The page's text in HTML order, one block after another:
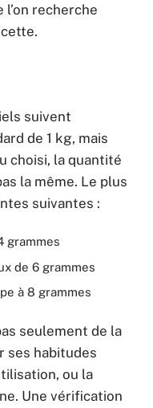
recherche
suivent
de 1 kg, mais
choisi, la quantité
la même. Le plus
suivantes :
grammes
de 6 grammes
à 8 grammes
seulement de la
ses habitudes
ou la
Une vérification